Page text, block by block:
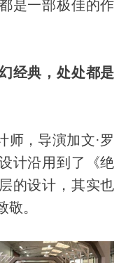
是一部极佳的作
经典，处处都是
师，导演加文·罗
计沿用到了《绝
的设计，其实也
。